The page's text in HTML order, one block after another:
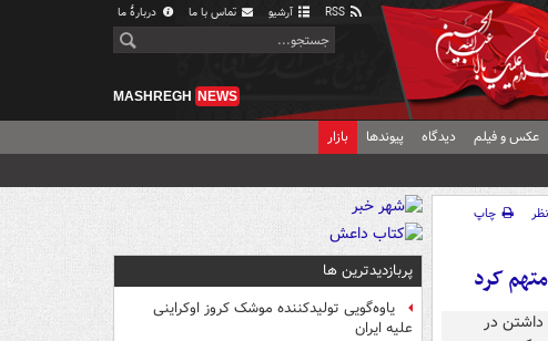
آرشیو تماس با ما دربارهٔ ما
MASHREGH NEWS
عکس و فیلم دیدگاه پیوندها بازار
چاپ
کرد پربازدیدترین ها
یاوه‌گویی تولیدکننده موشک کروز اوکراینی
علیه ایران